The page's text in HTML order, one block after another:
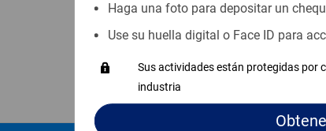
Haga una foto para depositar un
Use su huella digital o Face ID para
Sus actividades están protegidas por
industria